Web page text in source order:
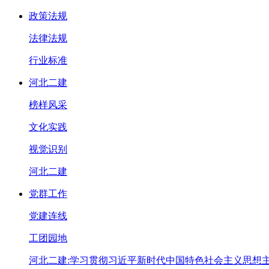
政策法规
法律法规
行业标准
河北二建
榜样风采
文化实践
视觉识别
河北二建
党群工作
党建连线
工团园地
河北二建:学习贯彻习近平新时代中国特色社会主义思想